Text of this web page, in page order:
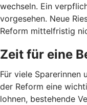
wechseln. Ein
vorgesehen. Neue
Reform mittelfristig
Zeit für eine
Für viele
der Reform eine
lohnen, bestehende